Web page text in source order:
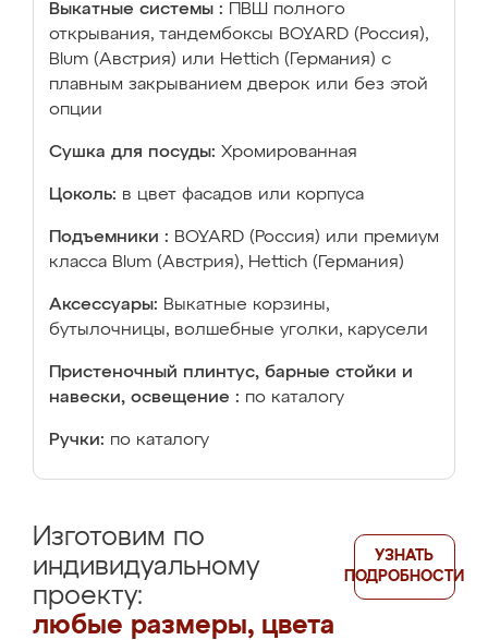
Выкатные системы :
ПВШ полного
открывания, тандембоксы BOYARD (Россия),
Blum (Австрия) или Hettich (Германия) с
плавным закрыванием дверок или без этой
опции
Сушка для посуды: Хромированная
Цоколь: в цвет фасадов или корпуса
Подъемники : BOYARD (Россия) или премиум
класса Blum (Австрия), Hettich (Германия)
Аксессуары: Выкатные корзины,
бутылочницы, волшебные уголки, карусели
Пристеночный плинтус, барные стойки и
навески, освещение : по каталогу
Ручки: по каталогу
Изготовим по
индивидуальному
проекту:
любые размеры, цвета
УЗНАТЬ
ПОДРОБНОСТИ